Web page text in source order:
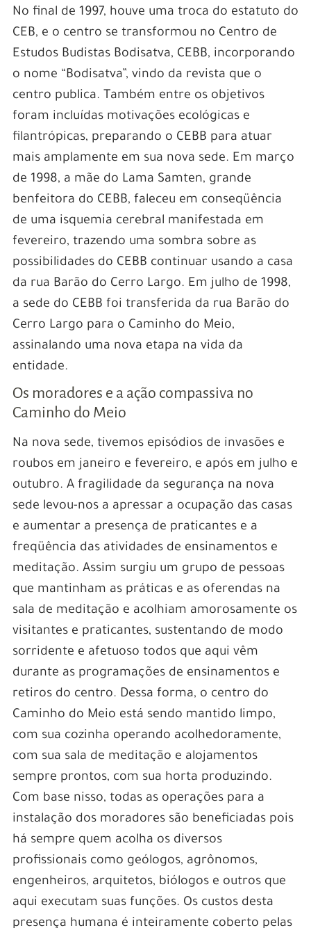
No final de 1997, houve uma troca do estatuto do
CEB, e o centro se transformou no Centro de
Estudos Budistas Bodisatva, CEBB, incorporando
o nome “Bodisatva”, vindo da revista que o
centro publica. Também entre os objetivos
foram incluídas motivações ecológicas e
filantrópicas, preparando o CEBB para atuar
mais amplamente em sua nova sede. Em março
de 1998, a mãe do Lama Samten, grande
benfeitora do CEBB, faleceu em conseqüência
de uma isquemia cerebral manifestada em
fevereiro, trazendo uma sombra sobre as
possibilidades do CEBB continuar usando a casa
da rua Barão do Cerro Largo. Em julho de 1998,
a sede do CEBB foi transferida da rua Barão do
Cerro Largo para o Caminho do Meio,
assinalando uma nova etapa na vida da
entidade.
Os moradores e a ação compassiva no
Caminho do Meio
Na nova sede, tivemos episódios de invasões e
roubos em janeiro e fevereiro, e após em julho e
outubro. A fragilidade da segurança na nova
sede levou-nos a apressar a ocupação das casas
e aumentar a presença de praticantes e a
freqüência das atividades de ensinamentos e
meditação. Assim surgiu um grupo de pessoas
que mantinham as práticas e as oferendas na
sala de meditação e acolhiam amorosamente os
visitantes e praticantes, sustentando de modo
sorridente e afetuoso todos que aqui vêm
durante as programações de ensinamentos e
retiros do centro. Dessa forma, o centro do
Caminho do Meio está sendo mantido limpo,
com sua cozinha operando acolhedoramente,
com sua sala de meditação e alojamentos
sempre prontos, com sua horta produzindo.
Com base nisso, todas as operações para a
instalação dos moradores são beneficiadas pois
há sempre quem acolha os diversos
profissionais como geólogos, agrônomos,
engenheiros, arquitetos, biólogos e outros que
aqui executam suas funções. Os custos desta
presença humana é inteiramente coberto pelas